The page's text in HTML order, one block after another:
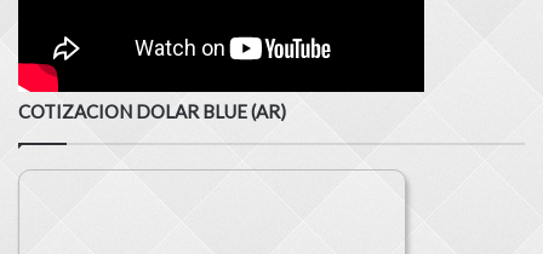
COTIZACION DOLAR BLUE (AR)